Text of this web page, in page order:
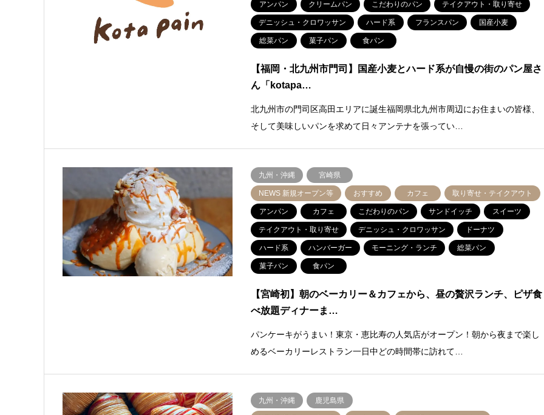
アンパン クリームパン こだわりのパン テイクアウト・取り寄せ
デニッシュ・クロワッサン ハード系 フランスパン 国産小麦
総菜パン 菓子パン 食パン
【福岡・北九州市門司】国産小麦とハード系が自慢の街のパン屋さ
ん「kotapa…
北九州市の門司区高田エリアに誕生福岡県北九州市周辺にお住まいの皆様、
そして美味しいパンを求めて日々アンテナを張ってい…
九州・沖縄 宮崎県
NEWS 新規オープン等 おすすめ カフェ 取り寄せ・テイクアウト
アンパン カフェ こだわりのパン サンドイッチ スイーツ
テイクアウト・取り寄せ デニッシュ・クロワッサン ドーナツ
ハード系 ハンバーガー モーニング・ランチ 総菜パン
菓子パン 食パン
【宮崎初】朝のベーカリー＆カフェから、昼の贅沢ランチ、ピザ食
べ放題ディナーま…
パンケーキがうまい！東京・恵比寿の人気店がオープン！朝から夜まで楽し
めるベーカリーレストラン一日中どの時間帯に訪れて…
九州・沖縄 鹿児島県